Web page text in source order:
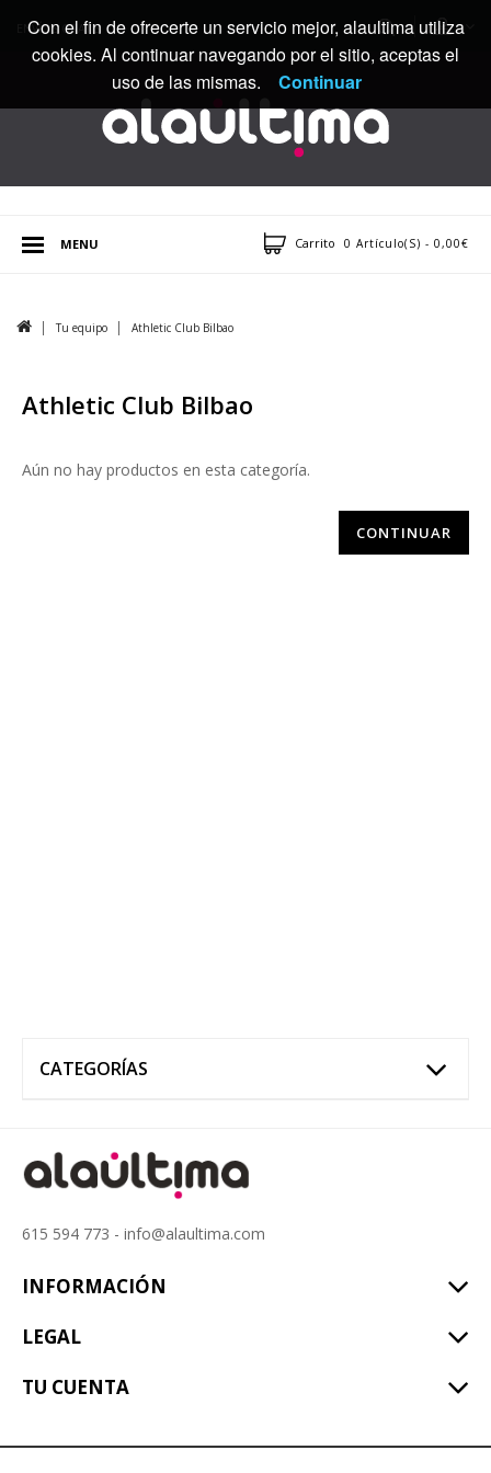
ENVÍOS GRATIS
Carrito 0 Artículo(s) - 0,00€
MENU
Tu equipo Athletic Club Bilbao
Athletic Club Bilbao
Aún no hay productos en esta categoría.
CONTINUAR
CATEGORÍAS
615 594 773 - info@alaultima.com
INFORMACIÓN
LEGAL
TU CUENTA
Con el fin de ofrecerte un servicio mejor, alaultima utiliza
cookies. Al continuar navegando por el sitio, aceptas el
uso de las mismas.
Continuar